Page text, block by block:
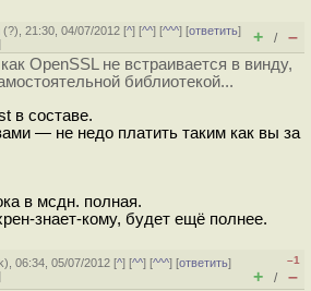
(?), 21:30, 04/07/2012 [^] [^^] [^^^] [ответить]
+ / –
OpenSSL не встраивается в винду,
библиотекой...
в составе.
— не недо платить таким как вы за
в мсдн. полная.
знает-кому, будет ещё полнее.
), 06:34, 05/07/2012 [^] [^^] [^^^] [ответить]
–1
+ / –